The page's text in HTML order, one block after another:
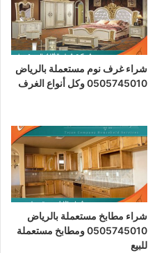
شراء غرف نوم مستعملة بالرياض
0505745010 وكل أنواع الغرف
شراء مطابخ مستعملة بالرياض
0505745010 ومطابخ مستعملة
للبيع